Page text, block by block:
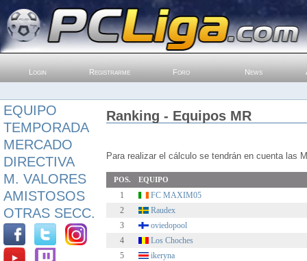
Login Registrarme Foro News
EQUIPO
TEMPORADA
MERCADO
DIRECTIVA
M. VALORES
AMISTOSOS
OTRAS SECC.
Ranking - Equipos MR
Para realizar el cálculo se tendrán en cuenta las
POS. EQUIPO
1
FC MAXIM05
2
Raudex
3
oviedopool
4
Los Choches
5
ikeryna